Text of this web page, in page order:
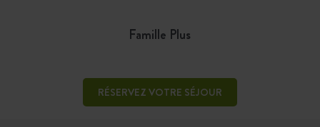
Famille Plus
RÉSERVEZ VOTRE SÉJOUR